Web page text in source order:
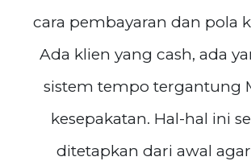
cara pembayaran dan pola
Ada klien yang cash, ada
sistem tempo tergantung
kesepakatan. Hal-hal ini
ditetapkan dari awal